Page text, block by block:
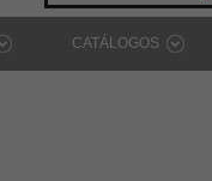
CATÁLOGOS